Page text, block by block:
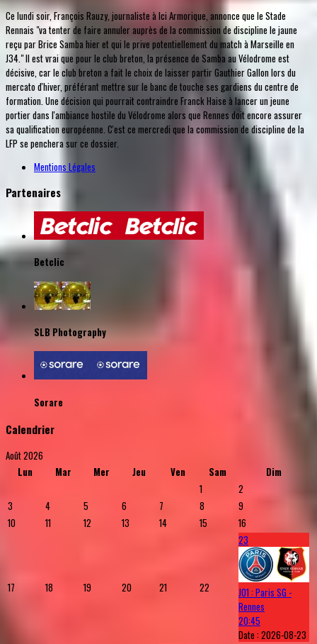
Ce lundi soir, François Rauzy, journaliste à Ici Armorique, annonce que le Stade
Rennais "va tenter de faire annuler auprès de la commission de discipline le jaune
reçu par Brice Samba hier et qui le prive potentiellement du match à Marseille en
J34." Il est vrai que pour le club breton, la présence de Samba au Vélodrome est
décisive, car le club breton a fait le choix de laisser partir Gauthier Gallon lors du
mercato d'hiver, préférant mettre sur le banc de touche ses gardiens du centre de
formation. Une décision qui pourrait contraindre Franck Haise à lancer un jeune
portier dans l'ambiance hostile du Vélodrome alors que Rennes doit encore assurer
sa qualification européenne. C'est ce mercredi que la commission de discipline de la
LFP se penchera sur ce dossier.
Mentions Légales
Partenaires
Betclic
SLB Photography
Sorare
Calendrier
Août 2026
Lun
Mar Mer Jeu Ven Sam
Dim
1
2
3
4 5 6 7 8
9
10
11 12 13 14 15 16
17 18 19 20 21 22
23
J01 : Paris SG -
Rennes
20:45
Date :2026-08-23